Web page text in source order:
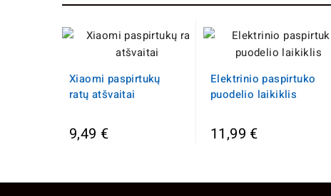
Xiaomi paspirtukų
ratų atšvaitai
9,49 €
Elektrinio paspirtuko
puodelio laikiklis
11,99 €